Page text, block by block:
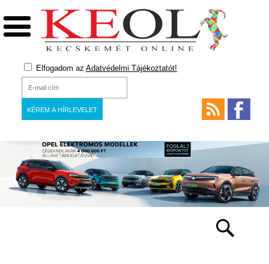
Elfogadom az Adatvédelmi Tájékoztatót!